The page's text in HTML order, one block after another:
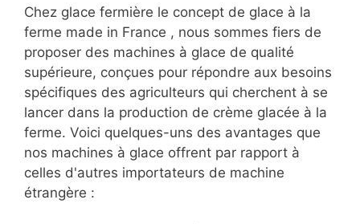
Chez glace fermière le concept de glace à la
ferme made in France , nous sommes fiers de
proposer des machines à glace de qualité
supérieure, conçues pour répondre aux besoins
spécifiques des agriculteurs qui cherchent à se
lancer dans la production de crème glacée à la
ferme. Voici quelques-uns des avantages que
nos machines à glace offrent par rapport à
celles d'autres importateurs de machine
étrangère :